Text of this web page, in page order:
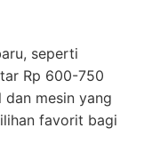
seperti
Rp 600-750
mesin yang
favorit bagi